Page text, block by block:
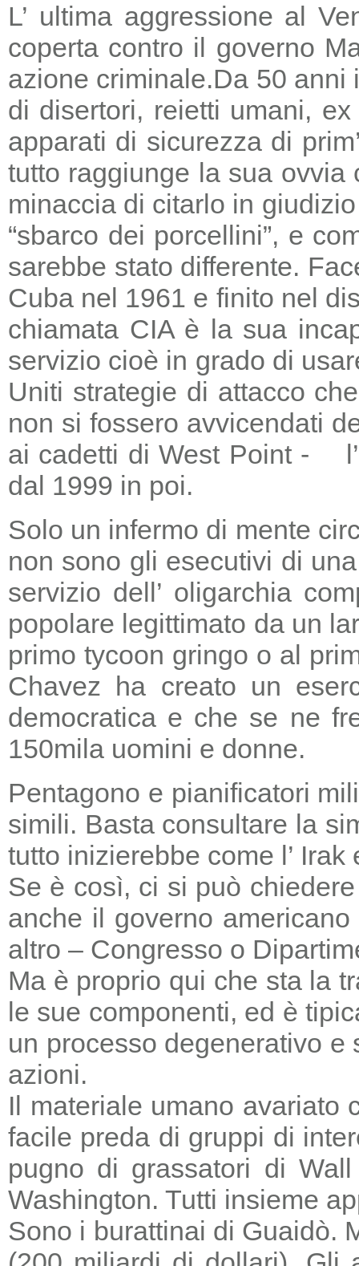
L’ ultima aggressione al
coperta contro il governo
azione criminale.Da 50 anni
di disertori, reietti umani,
apparati di sicurezza di
tutto raggiunge la sua
minaccia di citarlo in
“sbarco dei porcellini”, e
sarebbe stato differente.
Cuba nel 1961 e finito nel
chiamata CIA è la sua
servizio cioè in grado di
Uniti strategie di attacco
non si fossero avvicendati
ai cadetti di West Point - l’
dal 1999 in poi.
Solo un infermo di mente
non sono gli esecutivi di
servizio dell’ oligarchia
popolare legittimato da un
primo tycoon gringo o al
Chavez ha creato un
democratica e che se ne
150mila uomini e donne.
Pentagono e pianificatori
simili. Basta consultare la
tutto inizierebbe come l’
Se è così, ci si può
anche il governo
altro – Congresso o
Ma è proprio qui che sta la
le sue componenti, ed è
un processo degenerativo
azioni.
Il materiale umano avariato
facile preda di gruppi di
pugno di grassatori di
Washington. Tutti insieme
Sono i burattinai di Guaidò.